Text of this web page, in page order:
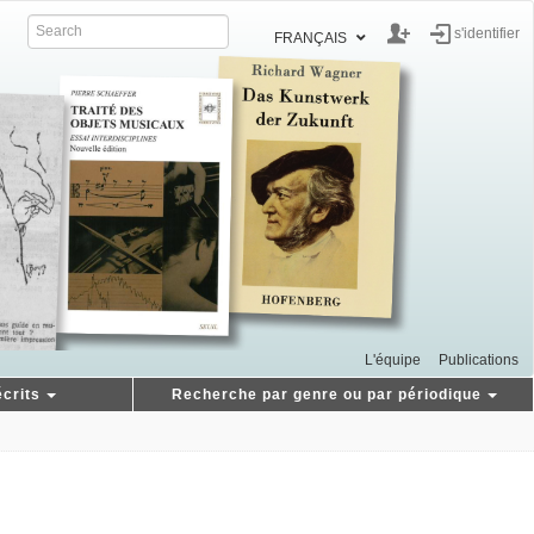
FRANÇAIS s'identifier
L'équipe Publications
Recherche par genre ou par périodique